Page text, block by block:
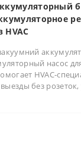
насос
HVAC-
без